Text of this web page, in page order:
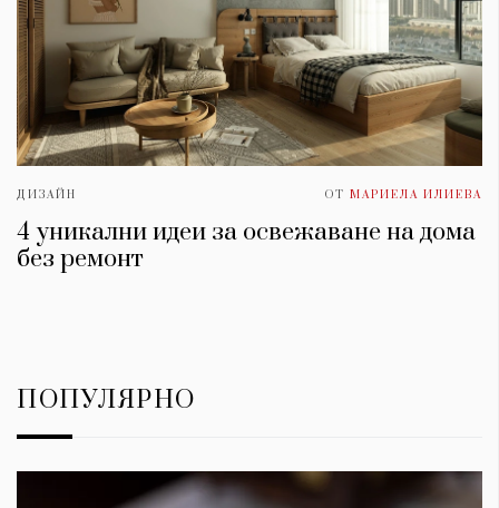
ДИЗАЙН ОТ МАРИЕЛА ИЛИЕВА
4 уникални идеи за освежаване на дома
без ремонт
ПОПУЛЯРНО